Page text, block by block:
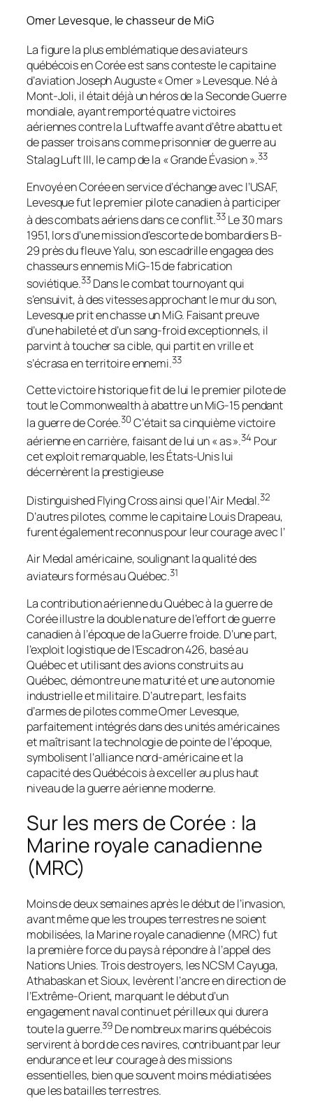
Omer Levesque, le chasseur de MiG
La figure la plus emblématique des aviateurs
québécois en Corée est sans conteste le capitaine
d’aviation Joseph Auguste « Omer » Levesque. Né à
Mont-Joli, il était déjà un héros de la Seconde Guerre
mondiale, ayant remporté quatre victoires
aériennes contre la Luftwaffe avant d’être abattu et
de passer trois ans comme prisonnier de guerre au
Stalag Luft III, le camp de la « Grande Évasion ».33
Envoyé en Corée en service d’échange avec l’USAF,
Levesque fut le premier pilote canadien à participer
à des combats aériens dans ce conflit.33 Le 30 mars
1951, lors d’une mission d’escorte de bombardiers B-
29 près du fleuve Yalu, son escadrille engagea des
chasseurs ennemis MiG-15 de fabrication
soviétique.33Dans le combat tournoyant qui
s’ensuivit, à des vitesses approchant le mur du son,
Levesque prit en chasse un MiG. Faisant preuve
d’une habileté et d’un sang-froid exceptionnels, il
parvint à toucher sa cible, qui partit en vrille et
s’écrasa en territoire ennemi.33
Cette victoire historique fit de lui le premier pilote de
tout le Commonwealth à abattre un MiG-15 pendant
la guerre de Corée.30 C’était sa cinquième victoire
aérienne en carrière, faisant de lui un « as ».34 Pour
cet exploit remarquable, les États-Unis lui
décernèrent la prestigieuse
Distinguished Flying Crossainsi que l’Air Medal.32
D’autres pilotes, comme le capitaine Louis Drapeau,
furent également reconnus pour leur courage avec l’
Air Medalaméricaine, soulignant la qualité des
aviateurs formés au Québec.31
La contribution aérienne du Québec à la guerre de
Corée illustre la double nature de l’effort de guerre
canadien à l’époque de la Guerre froide. D’une part,
l’exploit logistique de l’Escadron 426, basé au
Québec et utilisant des avions construits au
Québec, démontre une maturité et une autonomie
industrielle et militaire. D’autre part, les faits
d’armes de pilotes comme Omer Levesque,
parfaitement intégrés dans des unités américaines
et maîtrisant la technologie de pointe de l’époque,
symbolisent l’alliance nord-américaine et la
capacité des Québécois à exceller au plus haut
niveau de la guerre aérienne moderne.
Sur les mers de Corée : la
Marine royale canadienne
(MRC)
Moins de deux semaines après le début de l’invasion,
avant même que les troupes terrestres ne soient
mobilisées, la Marine royale canadienne (MRC) fut
la première force du pays à répondre à l’appel des
Nations Unies. Trois destroyers, les NCSMCayuga,
AthabaskanetSioux, levèrent l’ancre en direction de
l’Extrême-Orient, marquant le début d’un
engagement naval continu et périlleux qui durera
toute la guerre.39 De nombreux marins québécois
servirent à bord de ces navires, contribuant par leur
endurance et leur courage à des missions
essentielles, bien que souvent moins médiatisées
que les batailles terrestres.